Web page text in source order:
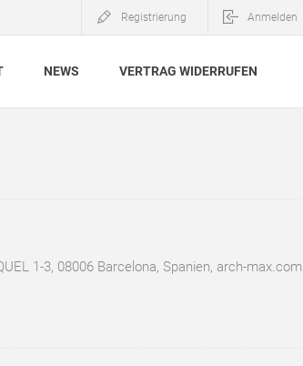
Registrierung Anmelden
NEWS VERTRAG WIDERRUFEN
1-3, 08006 Barcelona, Spanien, arch-max.com